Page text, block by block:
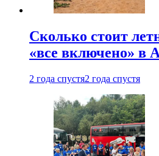
Сколько стоит
«все включено» в
2 года спустя2 года спустя